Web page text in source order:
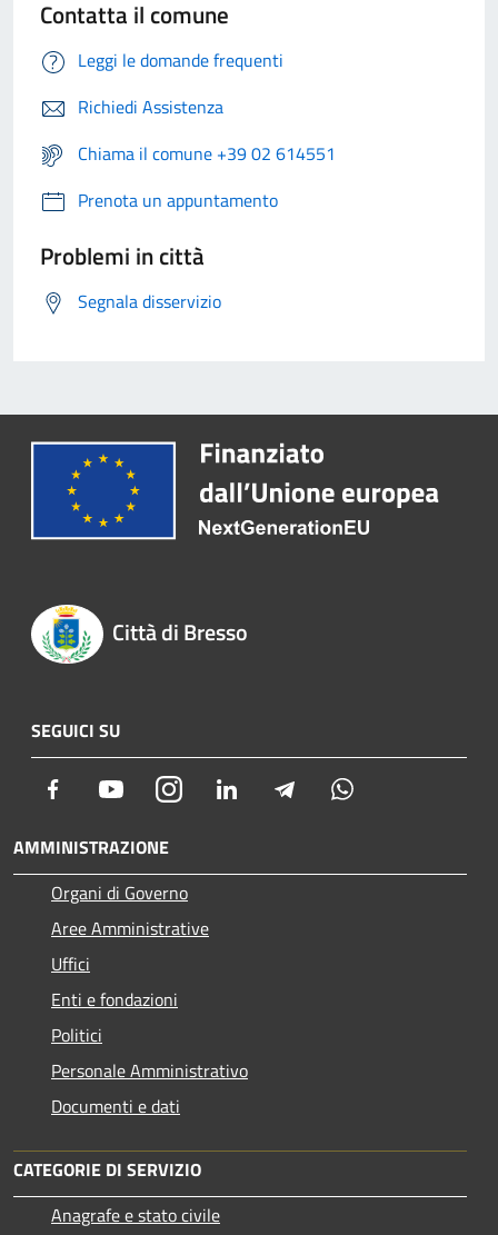
Contatta il comune
Leggi le domande frequenti
Richiedi Assistenza
Chiama il comune +39 02 614551
Prenota un appuntamento
Problemi in città
Segnala disservizio
Città di Bresso
SEGUICI SU
Facebook YoutubeInstagram LinkedIn Telegram
AMMINISTRAZIONE
Organi di Governo
Aree Amministrative
Uffici
Enti e fondazioni
Politici
Personale Amministrativo
Documenti e dati
CATEGORIE DI SERVIZIO
Anagrafe e stato civile